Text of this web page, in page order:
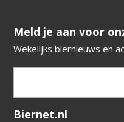
​​​​​​​Meld je aan voor
Wekelijks biernieuws en
Verification code:
Biernet.nl